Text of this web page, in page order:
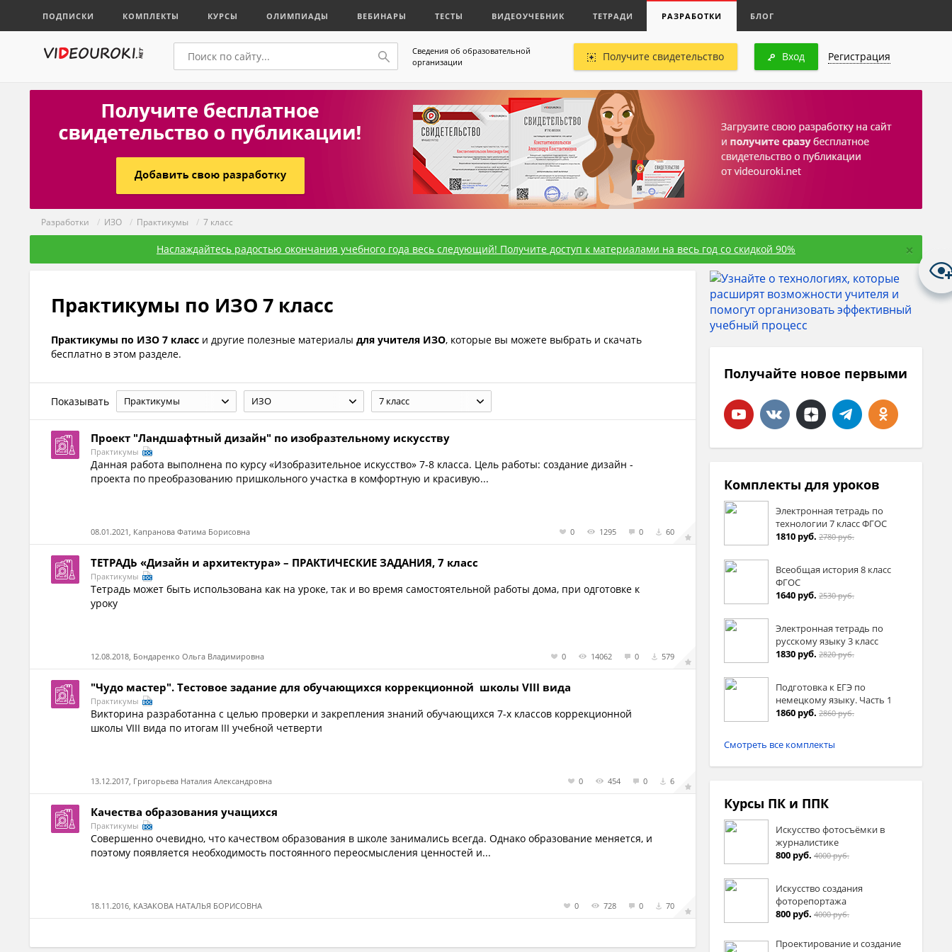
ПОДПИСКИ КОМПЛЕКТЫ КУРСЫ ОЛИМПИАДЫ ВЕБИНАРЫ ТЕСТЫ ВИДЕОУЧЕБНИК ТЕТРАДИ РАЗРАБОТКИ БЛОГ
Сведения об образовательной
организации
Получите свидетельство Вход Регистрация
Разработки / ИЗО / Практикумы / 7 класс
Наслаждайтесь радостью окончания учебного года весь следующий! Получите доступ к материалами на весь год со скидкой 90% ×
Практикумы по ИЗО 7 класс
Практикумы по ИЗО 7 класс и другие полезные материалы для учителя ИЗО, которые вы можете выбрать и скачать
бесплатно в этом разделе.
Показывать Практикумы ИЗО 7 класс
Проект "Ландшафтный дизайн" по изобразтельному искусству
Практикумы
Данная работа выполнена по курсу «Изобразительное искусство» 7-8 класса. Цель работы: создание дизайн -
проекта по преобразованию пришкольного участка в комфортную и красивую...
08.01.2021, Капранова Фатима Борисовна 0 1295 0 60
ТЕТРАДЬ «Дизайн и архитектура» – ПРАКТИЧЕСКИЕ ЗАДАНИЯ, 7 класс
Практикумы
Тетрадь может быть использована как на уроке, так и во время самостоятельной работы дома, при одготовке к
уроку
12.08.2018, Бондаренко Ольга Владимировна 0 14062 0 579
"Чудо мастер". Тестовое задание для обучающихся коррекционной школы VIII вида
Практикумы
Викторина разработанна с целью проверки и закрепления знаний обучающихся 7-х классов коррекционной
школы VIII вида по итогам III учебной четверти
13.12.2017, Григорьева Наталия Александровна 0 454 0 6
Качества образования учащихся
Практикумы
Совершенно очевидно, что качеством образования в школе занимались всегда. Однако образование меняется, и
поэтому появляется необходимость постоянного переосмысления ценностей и...
18.11.2016, КАЗАКОВА НАТАЛЬЯ БОРИСОВНА 0 728 0 70
Получайте новое первыми
Комплекты для уроков
Электронная тетрадь по
технологии 7 класс ФГОС
1810 руб. 2780 руб.
Всеобщая история 8 класс
ФГОС
1640 руб. 2530 руб.
Электронная тетрадь по
русскому языку 3 класс
1830 руб. 2820 руб.
Подготовка к ЕГЭ по
немецкому языку. Часть 1
1860 руб. 2860 руб.
Смотреть все комплекты
Курсы ПК и ППК
Искусство фотосъёмки в
журналистике
800 руб. 4000 руб.
Искусство создания
фоторепортажа
800 руб. 4000 руб.
Проектирование и создание